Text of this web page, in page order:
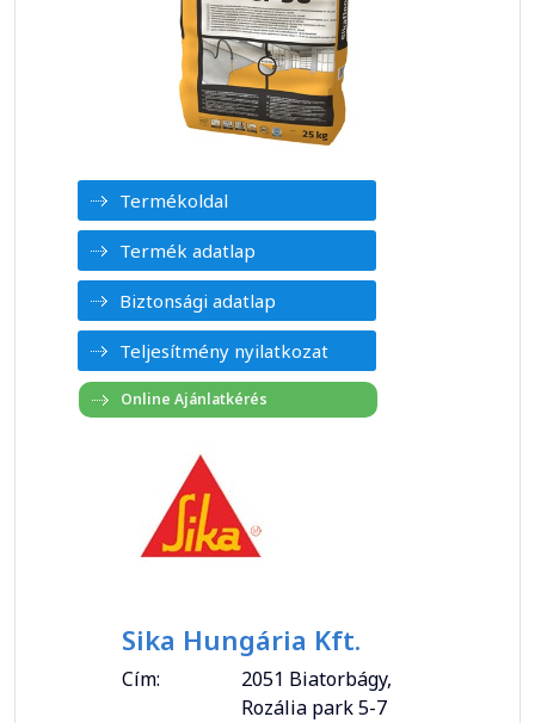
Termékoldal
Termék adatlap
Biztonsági adatlap
Teljesítmény nyilatkozat
Sika Hungária Kft.
Cím:
2051 Biatorbágy,
Rozália park 5-7